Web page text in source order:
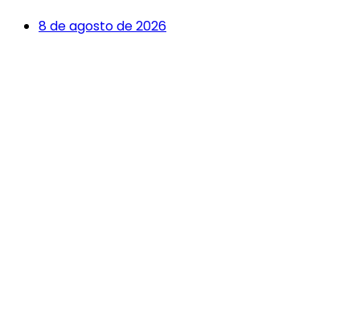
8 de agosto de 2026